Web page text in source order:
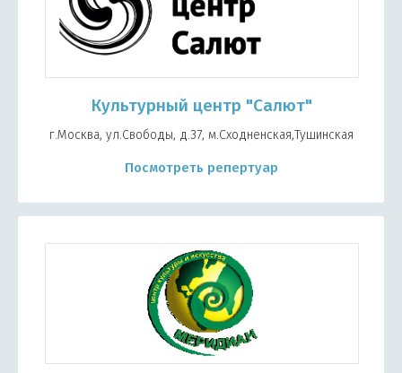
Культурный центр "Салют"
г.Москва, ул.Свободы, д.37, м.Сходненская,Тушинская
Посмотреть репертуар